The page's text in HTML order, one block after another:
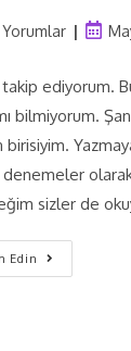
ediyorum.
bilmiyorum.
birisiyim.
sizler de
Edin